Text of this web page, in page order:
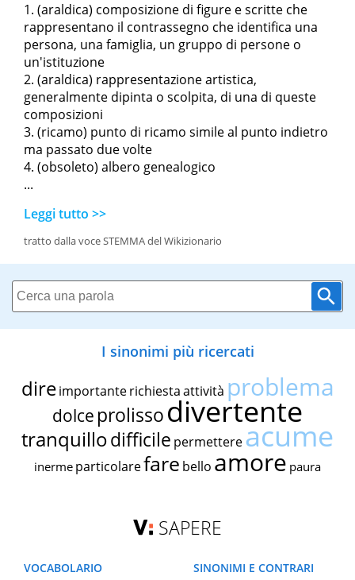
(araldica) composizione di figure e scritte che
rappresentano il contrassegno che identifica una
persona, una famiglia, un gruppo di persone o
un'istituzione
(araldica) rappresentazione artistica,
generalmente dipinta o scolpita, di una di queste
composizioni
(ricamo) punto di ricamo simile al punto indietro
ma passato due volte
(obsoleto) albero genealogico
...
Leggi tutto >>
tratto dalla voce STEMMA del Wikizionario
I sinonimi più ricercati
dire importante richiestaattività problema
dolce prolissodivertente
tranquillodifficile permettereacume
inerme particolarefare bello amore paura
SAPERE
VOCABOLARIO
SINONIMI E CONTRARI